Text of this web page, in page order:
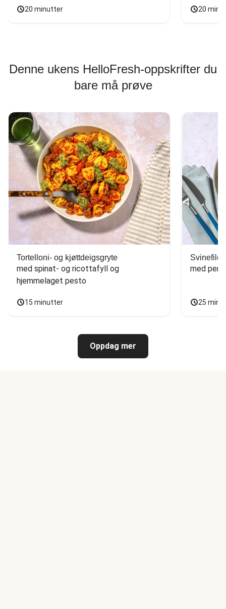
20 minutter 20
Denne ukens HelloFresh-oppskrifter du
bare må prøve
Tortelloni- og kjøttdeigsgryte
med spinat- og ricottafyll og
hjemmelaget pesto
15 minutter
Svinefilet
med
25
Oppdag mer